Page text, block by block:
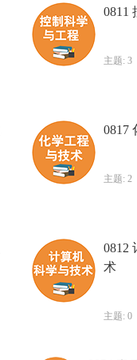
0811
主题: 3
0817
主题: 2
0812
术
主题: 0